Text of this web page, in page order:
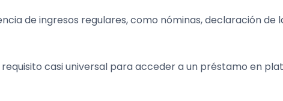
de ingresos regulares, como nóminas, declaración de
requisito casi universal para acceder a un préstamo en